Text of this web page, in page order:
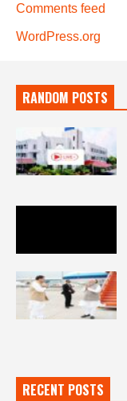
Comments feed
WordPress.org
RANDOM POSTS
RECENT POSTS